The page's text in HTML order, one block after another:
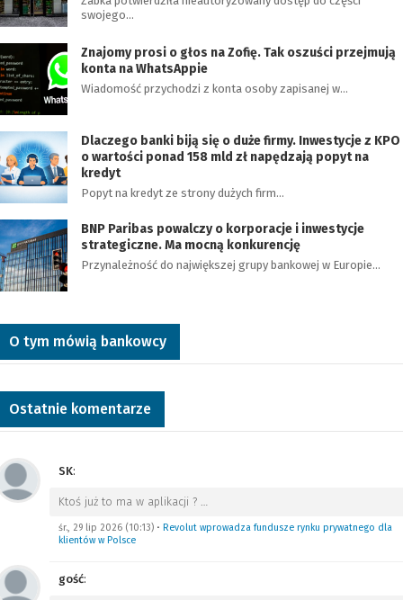
swojego…
Znajomy prosi o głos na Zofię. Tak oszuści przejmują
konta na WhatsAppie
Wiadomość przychodzi z konta osoby zapisanej w…
Dlaczego banki biją się o duże firmy. Inwestycje z KPO
o wartości ponad 158 mld zł napędzają popyt na
kredyt
Popyt na kredyt ze strony dużych firm…
BNP Paribas powalczy o korporacje i inwestycje
strategiczne. Ma mocną konkurencję
Przynależność do największej grupy bankowej w Europie…
O tym mówią bankowcy
Ostatnie komentarze
SK:
Ktoś już to ma w aplikacji ? …
śr., 29 lip 2026 (10:13) • Revolut wprowadza fundusze rynku prywatnego dla
klientów w Polsce
gość: